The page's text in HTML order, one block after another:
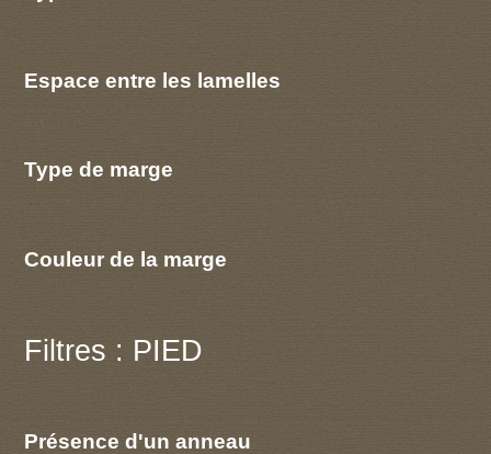
Espace entre les lamelles
Type de marge
Couleur de la marge
Filtres : PIED
Présence d'un anneau